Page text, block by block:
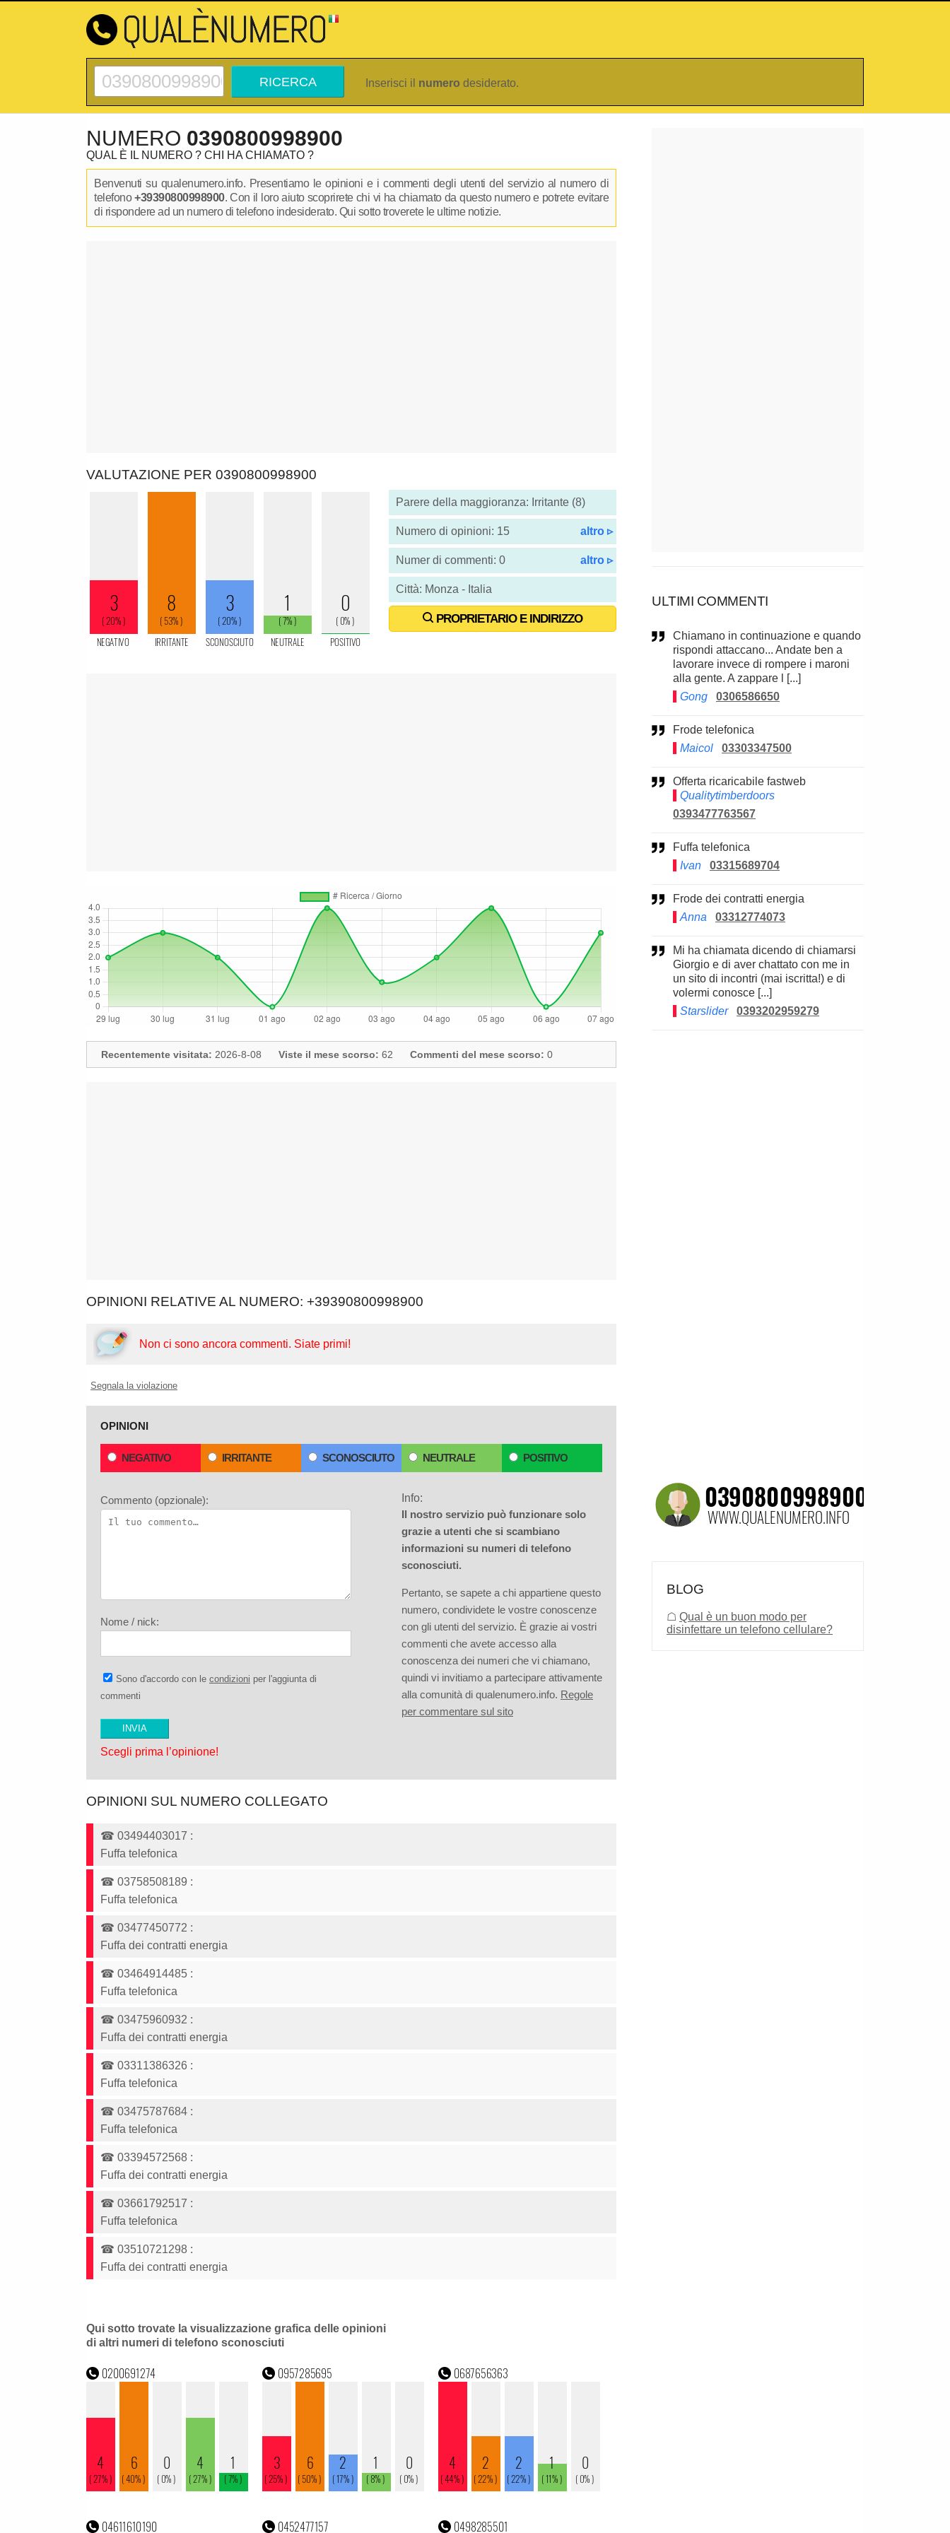
Inserisci il numero desiderato.
NUMERO 0390800998900
QUAL È IL NUMERO ? CHI HA CHIAMATO ?
Benvenuti su qualenumero.info. Presentiamo le opinioni e i commenti degli utenti del servizio al numero di
telefono+39390800998900. Con il loro aiuto scoprirete chi vi ha chiamato da questo numero e potrete evitare
di rispondere ad un numero di telefono indesiderato. Qui sotto troverete le ultime notizie.
VALUTAZIONE PER 0390800998900
Parere della maggioranza: Irritante (8)
Numero di opinioni: 15 altro ▹
Numer di commenti: 0 altro ▹
Città: Monza - Italia
PROPRIETARIO E INDIRIZZO
Recentemente visitata: 2026-8-08 Viste il mese scorso: 62 Commenti del mese scorso: 0
OPINIONI RELATIVE AL NUMERO: +39390800998900
Non ci sono ancora commenti. Siate primi!
Segnala la violazione
OPINIONI
NEGATIVO IRRITANTE SCONOSCIUTO NEUTRALE POSITIVO
Commento (opzionale):
Nome / nick:
Sono d'accordo con le condizioni per l'aggiunta di
commenti
Scegli prima l’opinione!
Info:
Il nostro servizio può funzionare solo
grazie a utenti che si scambiano
informazioni su numeri di telefono
sconosciuti.
Pertanto, se sapete a chi appartiene questo
numero, condividete le vostre conoscenze
con gli utenti del servizio. È grazie ai vostri
commenti che avete accesso alla
conoscenza dei numeri che vi chiamano,
quindi vi invitiamo a partecipare attivamente
alla comunità di qualenumero.info. Regole
per commentare sul sito
OPINIONI SUL NUMERO COLLEGATO
☎ 03494403017 :
Fuffa telefonica
☎ 03758508189 :
Fuffa telefonica
☎ 03477450772 :
Fuffa dei contratti energia
☎ 03464914485 :
Fuffa telefonica
☎ 03475960932 :
Fuffa dei contratti energia
☎ 03311386326 :
Fuffa telefonica
☎ 03475787684 :
Fuffa telefonica
☎ 03394572568 :
Fuffa dei contratti energia
☎ 03661792517 :
Fuffa telefonica
☎ 03510721298 :
Fuffa dei contratti energia
Qui sotto trovate la visualizzazione grafica delle opinioni
di altri numeri di telefono sconosciuti
ULTIMI COMMENTI
Chiamano in continuazione e quando
rispondi attaccano... Andate ben a
lavorare invece di rompere i maroni
alla gente. A zappare l [...]
Gong
0306586650
Frode telefonica
Maicol
03303347500
Offerta ricaricabile fastweb
Qualitytimberdoors
0393477763567
Fuffa telefonica
Ivan
03315689704
Frode dei contratti energia
Anna
03312774073
Mi ha chiamata dicendo di chiamarsi
Giorgio e di aver chattato con me in
un sito di incontri (mai iscritta!) e di
volermi conosce [...]
Starslider
0393202959279
BLOG
☖ Qual è un buon modo per
disinfettare un telefono cellulare?